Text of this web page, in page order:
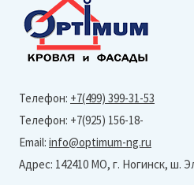
Телефон: +7(499) 399-31-53
Телефон: +7(925) 156-18-
Email: info@optimum-ng.ru
Адрес: 142410 МО, г. Ногинск, ш.